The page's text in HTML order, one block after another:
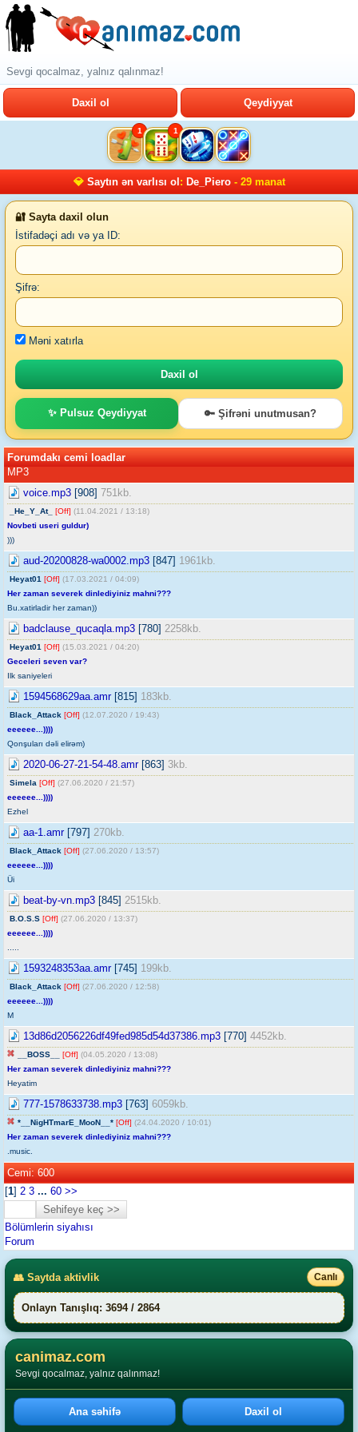
Sevgi qocalmaz, yalnız qalınmaz!
Daxil ol Qeydiyyat
1 1
💎 Saytın ən varlısı ol : De_Piero- 29 manat
🔐 Sayta daxil olun
İstifadəçi adı və ya ID:
Şifrə:
Məni xatırla
✨ Pulsuz Qeydiyyat 🔑 Şifrəni unutmusan?
Forumdakı cemi loadlar
MP3
voice.mp3 [908] 751kb.
_He_Y_At_ [Off] (11.04.2021 / 13:18)
Novbeti useri guldur)
)))
aud-20200828-wa0002.mp3 [847] 1961kb.
Heyat01 [Off] (17.03.2021 / 04:09)
Her zaman severek dinlediyiniz mahni???
Bu.xatirladir her zaman))
badclause_qucaqla.mp3 [780] 2258kb.
Heyat01 [Off] (15.03.2021 / 04:20)
Geceleri seven var?
Ilk saniyeleri
1594568629aa.amr[815] 183kb.
Black_Attack [Off] (12.07.2020 / 19:43)
eeeeee...))))
Qonşuları dəli elirəm)
2020-06-27-21-54-48.amr[863] 3kb.
Simela [Off] (27.06.2020 / 21:57)
eeeeee...))))
Ezhel
aa-1.amr[797] 270kb.
Black_Attack [Off] (27.06.2020 / 13:57)
eeeeee...))))
Üi
beat-by-vn.mp3 [845] 2515kb.
B.O.S.S [Off] (27.06.2020 / 13:37)
eeeeee...))))
1593248353aa.amr[745] 199kb.
Black_Attack [Off] (27.06.2020 / 12:58)
eeeeee...))))
M
13d86d2056226df49fed985d54d37386.mp3 [770] 4452kb.
__BOSS__ [Off] (04.05.2020 / 13:08)
Her zaman severek dinlediyiniz mahni???
Heyatim
777-1578633738.mp3 [763] 6059kb.
*__NigHTmarE_MooN__* [Off] (24.04.2020 / 10:01)
Her zaman severek dinlediyiniz mahni???
.music.
Cemi: 600
[1] 2 3 ... 60 >>
Bölümlerin siyahısı
Forum
👥 Saytda aktivlik Canlı
Onlayn Tanışlıq: 3694 / 2864
canimaz.com
Sevgi qocalmaz, yalnız qalınmaz!
Ana səhifə Daxil ol